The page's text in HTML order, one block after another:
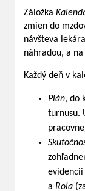
Záložka
zmien do
návšteva
náhradou, a
Každý deň v
Plán, do
turnusu.
evidencii
a Rola